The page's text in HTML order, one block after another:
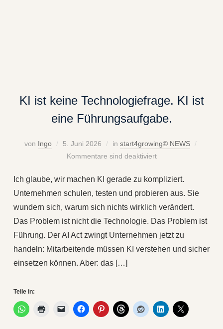
KI ist keine Technologiefrage. KI ist
eine Führungsaufgabe.
von Ingo 5. Juni 2026 in start4growing© NEWS
Kommentare sind deaktiviert
Ich glaube, wir machen KI gerade zu kompliziert.
Unternehmen schulen, testen und probieren aus. Sie
wundern sich, warum sich nichts wirklich verändert.
Das Problem ist nicht die Technologie. Das Problem ist
Führung. Der AI Act zwingt Unternehmen jetzt zu
handeln: Mitarbeitende müssen KI verstehen und sicher
einsetzen können. Aber: das […]
Teile in: